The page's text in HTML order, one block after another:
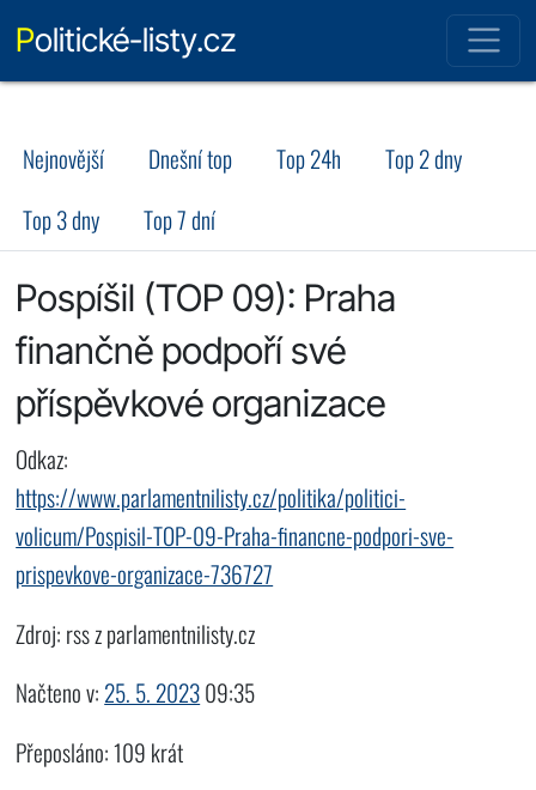
Politické-listy.cz
Nejnovější Dnešní top Top 24h
Top 2 dny
Top 3 dny
Top 7 dní
Pospíšil (TOP 09): Praha
finančně podpoří své
příspěvkové organizace
Odkaz:
https://www.parlamentnilisty.cz/politika/politici-
volicum/Pospisil-TOP-09-Praha-financne-podpori-sve-
prispevkove-organizace-736727
Zdroj: rss z parlamentnilisty.cz
Načteno v: 25. 5. 202309:35
Přeposláno: 109 krát